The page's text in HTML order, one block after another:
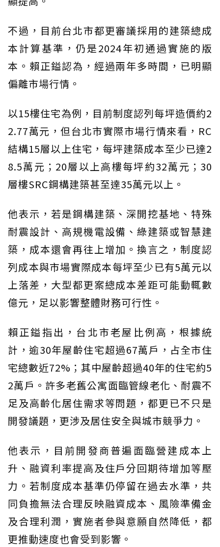
不過，目前台北市都更審議採用的建築總成
本計算基準，仍是2024年初通過實施的版
本。賴正鎰認為，經過兩年多時間，已明顯
偏離市場行情。
以15樓住宅為例，目前制度認列每坪造價約2
2.77萬元，但台北市實際市場行情來看，RC
結構15層以上住宅，每坪建築成本至少已達2
8.5萬元；20層以上高樓每坪約32萬元；30
層樓SRC鋼構建築甚至達35萬元以上。
他表示，若是鋼構建築、深開挖基地、特殊
耐震設計、高規機電設備、綠建築或智慧建
築，成本還會再往上增加。換言之，制度認
列成本與市場實際成本每坪至少已有5萬元以
上落差，大型都更案總成本差距可能動輒數
億元，足以影響整體財務可行性。
賴正鎰指出，台北市老屋比例高，根據統
計，逾30年屋齡住宅超過67萬戶，占全市住
宅總數近72%；其中屋齡超過40年的住宅約5
2萬戶。許多老舊公寓面臨管線老化、耐震不
足及高齡化居住需求等問題，都更已不只是
開發議題，更涉及居住安全與城市競爭力。
他表示，目前開發商普遍面臨營建成本上
升、融資利率提高及住戶分回期待增加等壓
力。若制度成本基準仍停留在過去水準，共
同負擔無法合理反映融資成本、風險準備金
及合理利潤，實施者參與意願自然降低，都
更推動速度也會受到影響。